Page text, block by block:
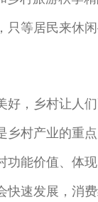
只等居民来休
好，乡村让人
乡村产业的重
功能价值、体现
快速发展，消